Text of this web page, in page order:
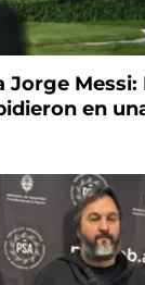
Jorge Messi:
en